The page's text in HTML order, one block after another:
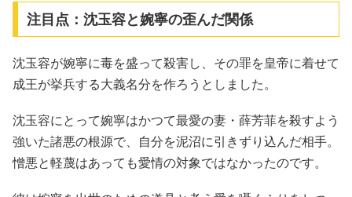
注目点：沈玉容と婉寧の歪んだ関係
沈玉容が婉寧に毒を盛って殺害し、その罪を皇帝に着せて
成王が挙兵する大義名分を作ろうとしました。
沈玉容にとって婉寧はかつて最愛の妻・薛芳菲を殺すよう
強いた諸悪の根源で、自分を泥沼に引きずり込んだ相手。
憎悪と軽蔑はあっても愛情の対象ではなかったのです。